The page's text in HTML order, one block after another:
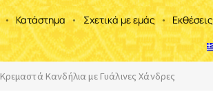
Κατάστημα Σχετικά με εμάς Εκθέσεις
Κρεμαστά Κανδήλια με Γυάλινες Χάνδρες